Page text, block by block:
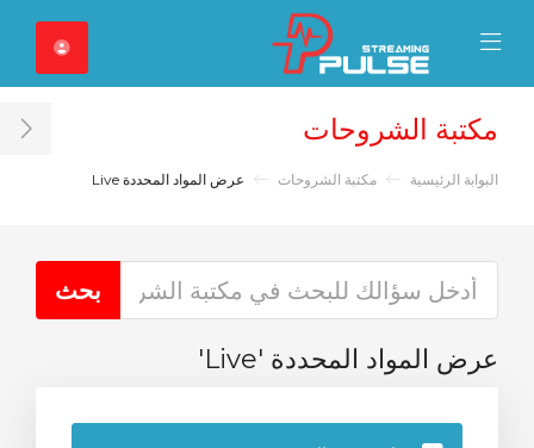
Mobile Menu
Close Mobile
مكتبة الشروحات
البوابة الرئيسية مكتبة الشروحات عرض المواد المحددة Live
عرض المواد المحددة 'Live'